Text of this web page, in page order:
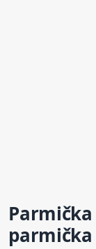
Parmička
parmička